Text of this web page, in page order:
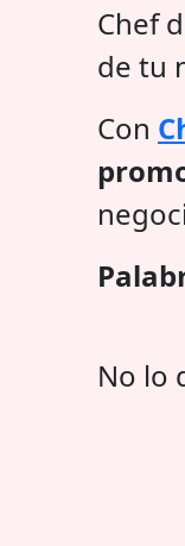
Chef
de tu
Con
No lo